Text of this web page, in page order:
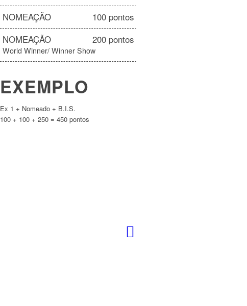
NOMEAÇÃO
100 pontos
NOMEAÇÃO
200 pontos
World Winner/ Winner Show
EXEMPLO
Ex 1 + Nomeado + B.I.S.
100 + 100 + 250 = 450 pontos